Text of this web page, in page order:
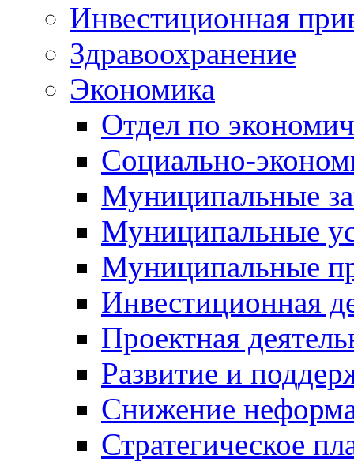
Инвестиционная
Здравоохранение
Экономика
Отдел по
Социально-
Муниципальные
Муниципальные
Муниципальные
Инвестиционная
Проектная
Развитие и
Снижение
Стратегическое